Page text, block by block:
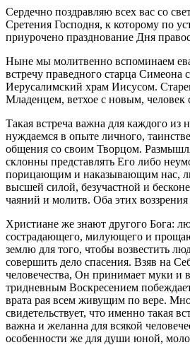
Сердечно поздравляю всех вас со
Сретения Господня, к которому по
приурочено празднование Дня
Ныне мы молитвенно вспоминаем
встречу праведного старца Симеона
Иерусалимский храм Иисусом.
Младенцем, ветхое с новым, человек
Такая встреча важна для каждого из
нуждаемся в опыте личного,
общения со своим Творцом.
склонны представлять Его либо
порицающим и наказывающим нас,
высшей силой, безучастной и
чаяний и молитв. Оба этих
Христиане же знают другого Бога:
сострадающего, милующего и
землю для того, чтобы возвестить
совершить дело спасения. Взяв на
человечества, Он принимает муки и
тридневным Воскресением
врата рая всем живущим по вере.
свидетельствует, что именно такая
важна и желанна для всякой
особенности же для души юной,